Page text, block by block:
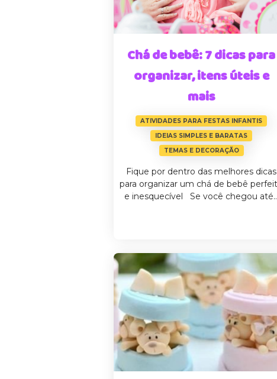
Chá de bebê: 7 dicas para
organizar, itens úteis e
mais
ATIVIDADES PARA FESTAS INFANTIS
IDEIAS SIMPLES E BARATAS
TEMAS E DECORAÇÃO
Fique por dentro das melhores dicas
para organizar um chá de bebê
e inesquecível Se você chegou